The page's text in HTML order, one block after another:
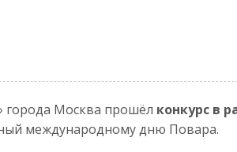
города Москва прошёл конкурс в
международному дню Повара.